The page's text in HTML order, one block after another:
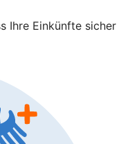
Ihre Einkünfte sicher